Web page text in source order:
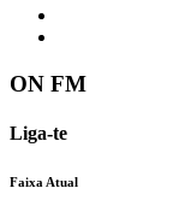
ON FM
Liga-te
Faixa Atual